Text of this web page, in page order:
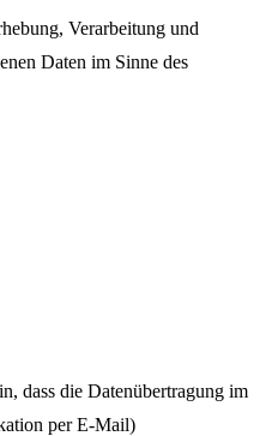
Verarbeitung und
Daten im Sinne des
dass die Datenübertragung im
per E-Mail)